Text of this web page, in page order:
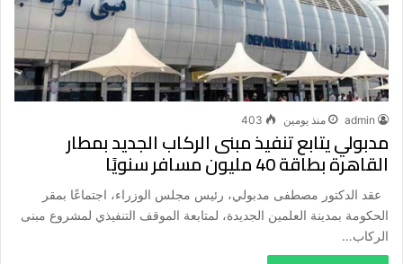
admin منذ يومين 403
مدبولي يتابع تنفيذ مبنى الركاب الجديد بمطار
القاهرة بطاقة 40 مليون مسافر سنويًا
عقد الدكتور مصطفى مدبولي، رئيس مجلس الوزراء، اجتماعًا بمقر
الحكومة بمدينة العلمين الجديدة، لمتابعة الموقف التنفيذي لمشروع مبنى
الركاب…